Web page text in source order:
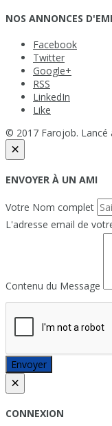
NOS ANNONCES
Facebook
Twitter
Google+
RSS
LinkedIn
Like
© 2017 Farojob. Lancé
×
ENVOYER À UN AMI
Votre Nom complet
L'adresse email de
Contenu du Message
Envoyer
×
CONNEXION